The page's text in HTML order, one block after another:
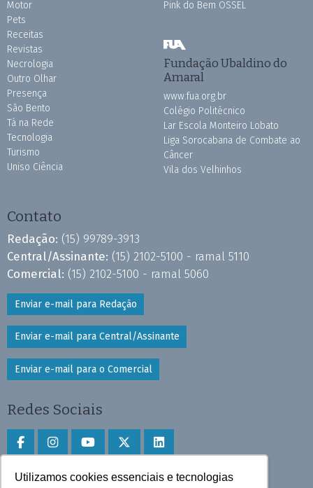
Utilizamos cookies essenciais e tecnologias
Motor
Pets
Receitas
Revistas
Necrologia
Outro Olhar
Presença
São Bento
Tá na Rede
Tecnologia
Turismo
Uniso Ciência
Pink do Bem OSSEL
Fundação Ubaldino do
Amaral
www.fua.org.br
Colégio Politécnico
Lar Escola Monteiro Lobato
Liga Sorocabana de Combate ao
Câncer
Vila dos Velhinhos
Contato
Redação: (15) 99789-3913
Central/Assinante: (15) 2102-5100 - ramal 5110
Comercial: (15) 2102-5100 - ramal 5060
Enviar e-mail para Redação
Enviar e-mail para Central/Assinante
Enviar e-mail para o Comercial
Redes Sociais